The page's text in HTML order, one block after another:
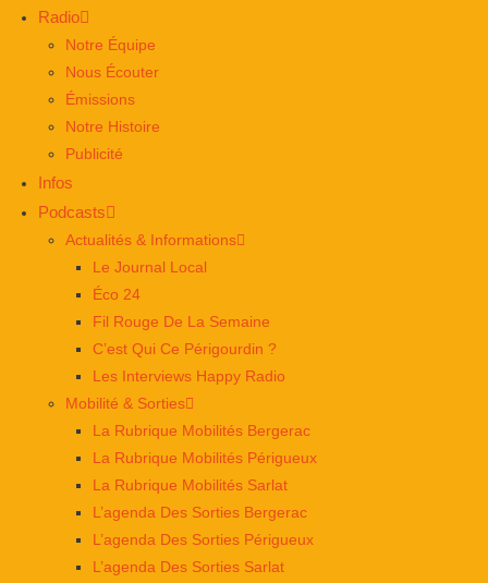
Radio
Notre Équipe
Nous Écouter
Émissions
Notre Histoire
Publicité
Infos
Podcasts
Actualités & Informations
Le Journal Local
Éco 24
Fil Rouge De La Semaine
C’est Qui Ce Périgourdin ?
Les Interviews Happy Radio
Mobilité & Sorties
La Rubrique Mobilités Bergerac
La Rubrique Mobilités Périgueux
La Rubrique Mobilités Sarlat
L’agenda Des Sorties Bergerac
L’agenda Des Sorties Périgueux
L’agenda Des Sorties Sarlat